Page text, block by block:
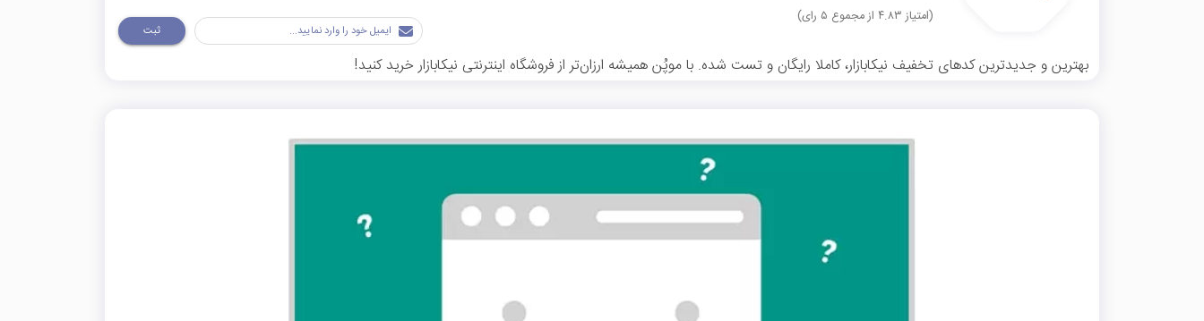
(امتیاز ۴.۸۳ از مجموع ۵ رای)
ثبت
بهترین و جدیدترین کدهای تخفیف نیکابازار، کاملا رایگان و تست شده. با موپُن همیشه ارزان‌تر از فروشگاه اینترنتی نیکابازار خرید کنید!